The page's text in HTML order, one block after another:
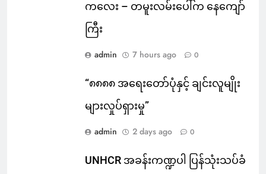
ကလေး – တမူးလမ်းပေါ်က နေကျော်
ကြီး
admin 7 hours ago 0
“၈၈၈၈ အရေးတော်ပုံနှင့် ချင်းလူမျိုး
များလှုပ်ရှားမှု”
admin 2 days ago 0
UNHCR အခန်းကဏ္ဍပါ ပြန်သုံးသပ်ခံ